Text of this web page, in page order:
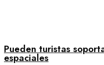
Pueden turistas
espaciales